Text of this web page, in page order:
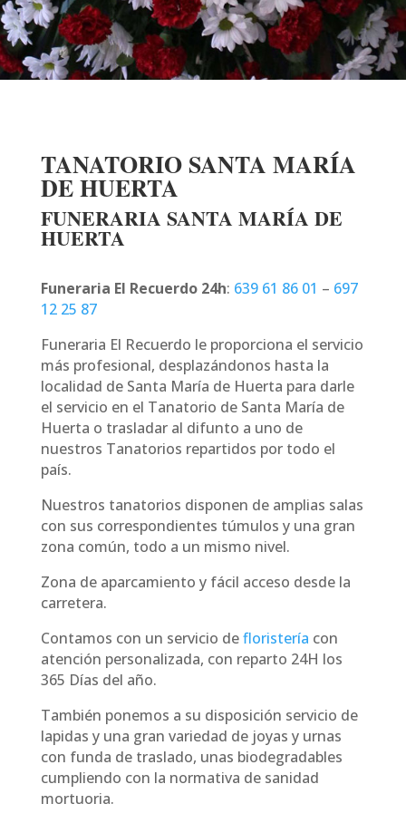
TANATORIO SANTA MARÍA
DE HUERTA
FUNERARIA SANTA MARÍA DE
HUERTA
Funeraria El Recuerdo 24h: 639 61 86 01 – 697
12 25 87
Funeraria El Recuerdo le proporciona el servicio
más profesional, desplazándonos hasta la
localidad de Santa María de Huerta para darle
el servicio en el Tanatorio de Santa María de
Huerta o trasladar al difunto a uno de
nuestros Tanatorios repartidos por todo el
país.
Nuestros tanatorios disponen de amplias salas
con sus correspondientes túmulos y una gran
zona común, todo a un mismo nivel.
Zona de aparcamiento y fácil acceso desde la
carretera.
Contamos con un servicio defloristería con
atención personalizada, con reparto 24H los
365 Días del año.
También ponemos a su disposición servicio de
lapidas y una gran variedad de joyas y urnas
con funda de traslado, unas biodegradables
cumpliendo con la normativa de sanidad
mortuoria.